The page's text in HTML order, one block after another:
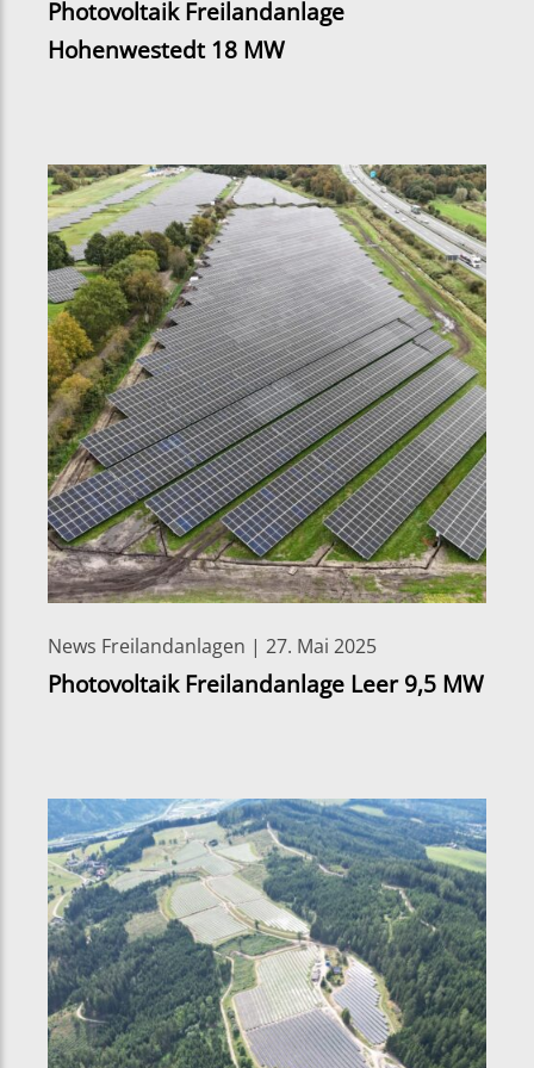
Photovoltaik Freilandanlage
Hohenwestedt 18 MW
News Freilandanlagen | 27. Mai 2025
Photovoltaik Freilandanlage Leer 9,5 MW